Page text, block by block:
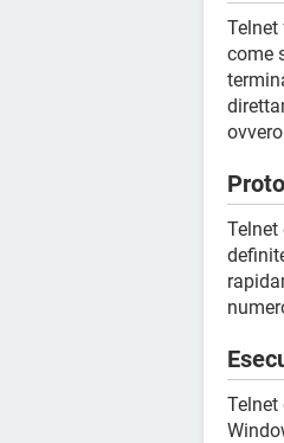
come
Telnet
Telnet